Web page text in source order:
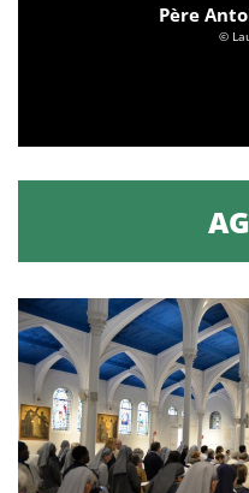
Père
©